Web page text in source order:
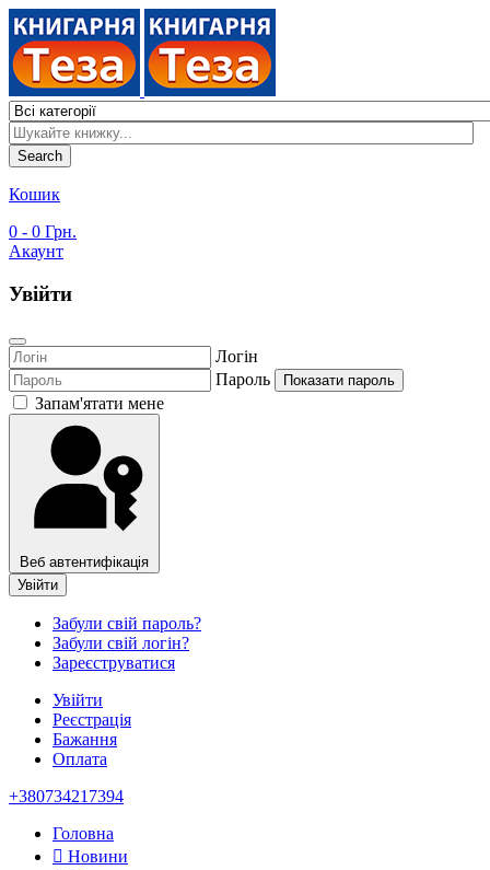
Search
Кошик
0 - 0 Грн.
Акаунт
Увійти
Логін
Пароль
Показати пароль
Запам'ятати мене
Веб автентифікація
Увійти
Забули свій пароль?
Забули свій логін?
Зареєструватися
Увійти
Реєстрація
Бажання
Оплата
+380734217394
Головна
Новини